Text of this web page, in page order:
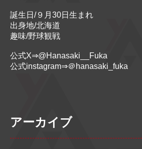
誕生日/９月30日生まれ
出身地/北海道
趣味/野球観戦
公式X⇒@Hanasaki__Fuka
公式instagram⇒＠hanasaki_fuka
アーカイブ